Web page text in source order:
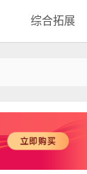
综合拓展